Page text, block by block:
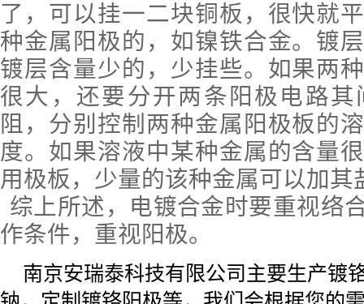
了，可以挂一二块铜板，很快就
种金属阳极的，如镍铁合金。镀
镀层含量少的，少挂些。如果两
很大，还要分开两条阳极电路其
阻， 分别控制两种金属阳极板的
度。如果溶液中某种金属的含量
用极板，少量的该种金属可以加其
综上所述，电镀合金时要重视络
作条件， 重视阳极。
南京安瑞泰科技有限公司主要生产镀